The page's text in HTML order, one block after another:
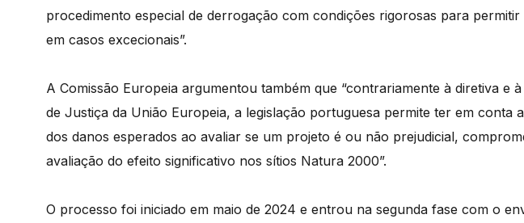
procedimento especial de derrogação com condições rigorosas para
em casos excecionais”.
A Comissão Europeia argumentou também que “contrariamente à diretiva e
de Justiça da União Europeia, a legislação portuguesa permite ter em conta
dos danos esperados ao avaliar se um projeto é ou não prejudicial,
avaliação do efeito significativo nos sítios Natura 2000”.
O processo foi iniciado em maio de 2024 e entrou na segunda fase com o